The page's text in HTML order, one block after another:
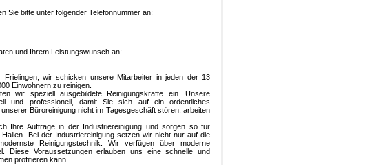
Sie bitte unter folgender Telefonnummer an:
und Ihrem Leistungswunsch an:
wir schicken unsere Mitarbeiter in jeden der 13
Einwohnern zu reinigen.
wir speziell ausgebildete Reinigungskräfte ein. Unsere
und professionell, damit Sie sich auf ein ordentliches
Büroreinigung nicht im Tagesgeschäft stören, arbeiten
Ihre Aufträge in der Industriereinigung und sorgen so für
Bei der Industriereinigung setzen wir nicht nur auf die
Reinigungstechnik. Wir verfügen über moderne
Diese Voraussetzungen erlauben uns eine schnelle und
profitieren kann.